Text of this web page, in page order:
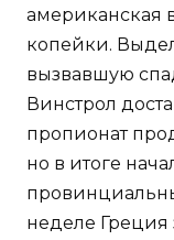
американская
копейки.
вызвавшую
Винстрол
пропионат
но в итоге
неделе Греция